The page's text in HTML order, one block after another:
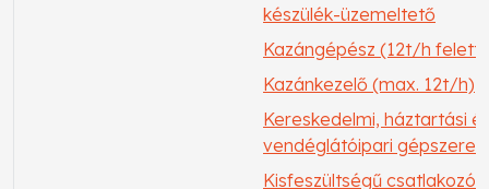
készülék-üzemeltető
Kazángépész (12t/h felett)
Kazánkezelő (max. 12t/h)
Kereskedelmi, háztartási
vendéglátóipari gépszerelő
Kisfeszültségű csatlakozó-